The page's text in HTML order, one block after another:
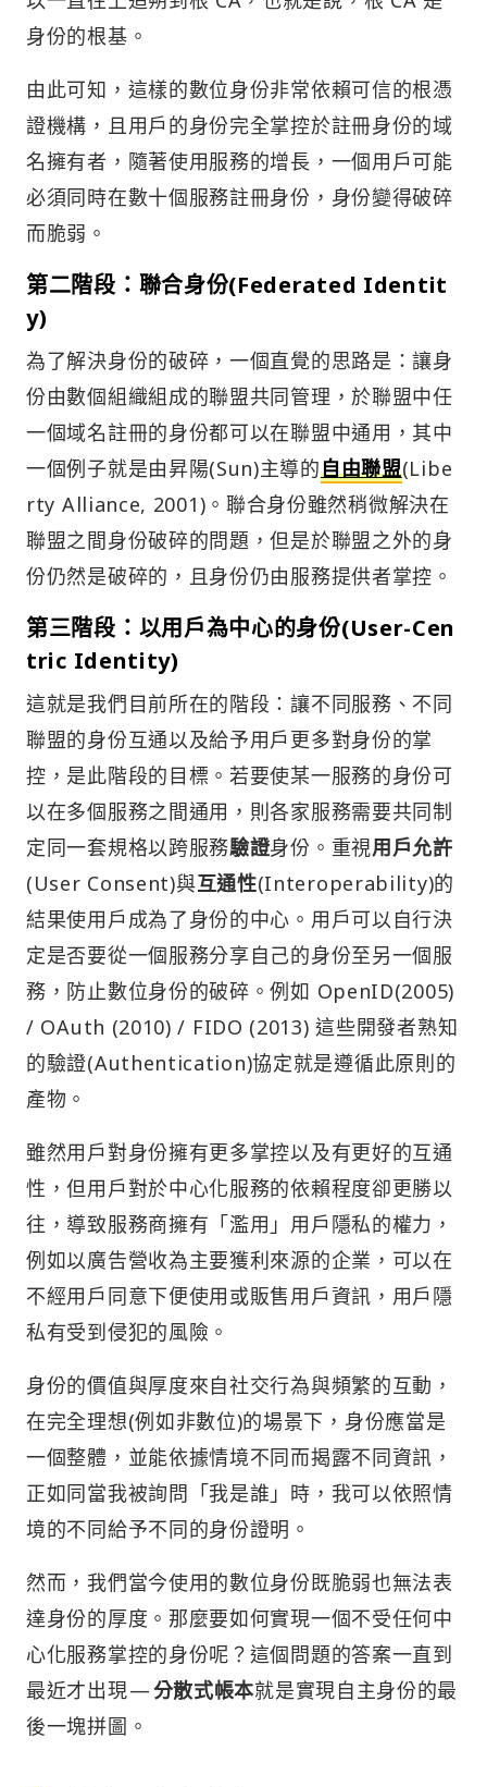
身份的根基。
由此可知，這樣的數位身份非常依賴可信的根憑
證機構，且用戶的身份完全掌控於註冊身份的域
名擁有者，隨著使用服務的增長，一個用戶可能
必須同時在數十個服務註冊身份，身份變得破碎
而脆弱。
第二階段：聯合身份(Federated Identit
y)
為了解決身份的破碎，一個直覺的思路是：讓身
份由數個組織組成的聯盟共同管理，於聯盟中任
一個域名註冊的身份都可以在聯盟中通用，其中
一個例子就是由昇陽(Sun)主導的自由聯盟(Libe
rty Alliance, 2001)。聯合身份雖然稍微解決在
聯盟之間身份破碎的問題，但是於聯盟之外的身
份仍然是破碎的，且身份仍由服務提供者掌控。
第三階段：以用戶為中心的身份(User-Cen
tric Identity)
這就是我們目前所在的階段：讓不同服務、不同
聯盟的身份互通以及給予用戶更多對身份的掌
控，是此階段的目標。若要使某一服務的身份可
以在多個服務之間通用，則各家服務需要共同制
定同一套規格以跨服務驗證身份。重視用戶允許
(User Consent)與互通性(Interoperability)的
結果使用戶成為了身份的中心。用戶可以自行決
定是否要從一個服務分享自己的身份至另一個服
務，防止數位身份的破碎。例如 OpenID(2005)
/ OAuth (2010) / FIDO (2013) 這些開發者熟知
的驗證(Authentication)協定就是遵循此原則的
產物。
雖然用戶對身份擁有更多掌控以及有更好的互通
性，但用戶對於中心化服務的依賴程度卻更勝以
往，導致服務商擁有「濫用」用戶隱私的權力，
例如以廣告營收為主要獲利來源的企業，可以在
不經用戶同意下便使用或販售用戶資訊，用戶隱
私有受到侵犯的風險。
身份的價值與厚度來自社交行為與頻繁的互動，
在完全理想(例如非數位)的場景下，身份應當是
一個整體，並能依據情境不同而揭露不同資訊，
正如同當我被詢問「我是誰」時，我可以依照情
境的不同給予不同的身份證明。
然而，我們當今使用的數位身份既脆弱也無法表
達身份的厚度。那麼要如何實現一個不受任何中
心化服務掌控的身份呢？這個問題的答案一直到
最近才出現 —分散式帳本就是實現自主身份的最
後一塊拼圖。